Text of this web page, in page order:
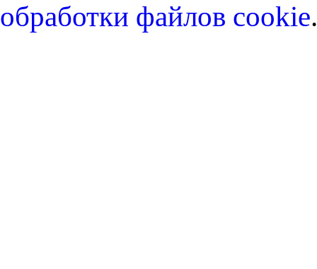
обработки файлов cookie.